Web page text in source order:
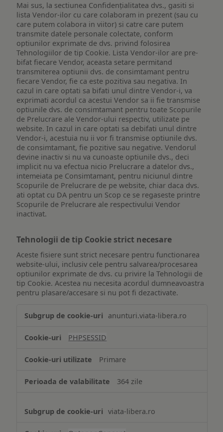
Mai sus, la sectiunea Confidențialitatea dvs., gasiti si
lista Vendor-ilor cu care colaboram in prezent (sau cu
care putem colabora in viitor) si catre care putem
transmite datele personale colectate, conform
optiunilor exprimate de dvs. privind folosirea
Tehnologiilor de tip Cookie. Lista Vendor-ilor are pre-
bifat fiecare Vendor, aceasta setare permitand
transmiterea optiunii dvs. de consimtamant pentru
fiecare Vendor, fie ca este pozitiva sau negativa. In
cazul in care optati sa bifati unul dintre Vendor-i, va
exprimati acordul ca acestui Vendor sa ii fie transmise
optiunile dvs. de consimtamant pentru toate Scopurile
de Prelucrare ale Vendor-ului respectiv, utilizate pe
website. In cazul in care optati sa debifati unul dintre
Vendor-i, acestuia nu ii vor fi transmise optiunile dvs.
de consimtamant, fie pozitive sau negative. Vendorul
devine inactiv si nu va cunoaste optiunile dvs., deci
implicit nu va efectua nicio Prelucrare a datelor dvs.,
intemeiata pe Consimtamant, pentru niciunul dintre
Scopurile de Prelucrare de pe website, chiar daca dvs.
ati optat cu DA pentru un Scop ce se regaseste printre
Scopurile de Prelucrare ale respectivului Vendor
inactivat.
Tehnologii de tip Cookie strict necesare
Aceste fisiere sunt strict necesare pentru functionarea
website-ului, inclusiv cele pentru salvarea/procesarea
optiunilor exprimate de dvs. cu privire la Tehnologii de
tip Cookie. Acestea nu necesita acordul dumneavoastra
pentru plasare/accesare si nu pot fi dezactivate.
de
Cookie
necesare
anunturi.viata-libera.ro
PHPSESSID
Primare
364 zile
viata-libera.ro